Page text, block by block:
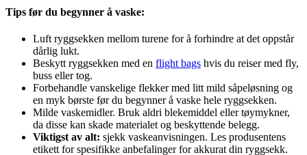
Tips før du begynner å vaske:
Luft ryggsekken mellom turene for å forhindre at det oppstår
dårlig lukt.
Beskytt ryggsekken med en flight bags hvis du reiser med fly,
buss eller tog.
Forbehandle vanskelige flekker med litt mild såpeløsning og
en myk børste før du begynner å vaske hele ryggsekken.
Milde vaskemidler. Bruk aldri blekemiddel eller tøymykner,
da disse kan skade materialet og beskyttende belegg.
Viktigst av alt: sjekk vaskeanvisningen. Les produsentens
etikett for spesifikke anbefalinger for akkurat din ryggsekk.